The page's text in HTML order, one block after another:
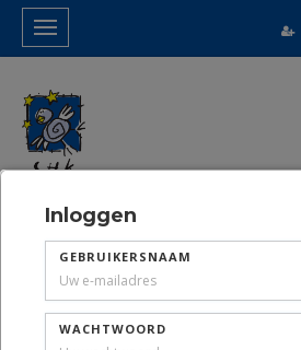
Inloggen
GEBRUIKERSNAAM
WACHTWOORD
CURSISTEN